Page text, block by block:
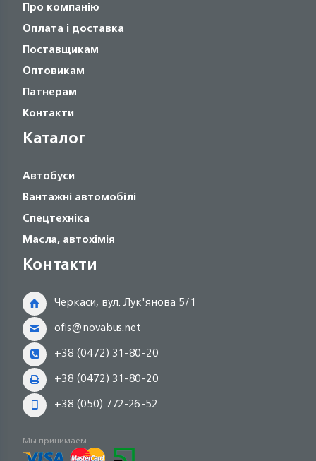
Про компанію
Оплата і доставка
Поставщикам
Оптовикам
Патнерам
Контакти
Каталог
Автобуси
Вантажні автомобілі
Спецтехніка
Масла, автохімія
Контакти
Черкаси, вул. Лук'янова 5/1
ofis@novabus.net
+38 (0472) 31-80-20
+38 (0472) 31-80-20
+38 (050) 772-26-52
Мы принимаем